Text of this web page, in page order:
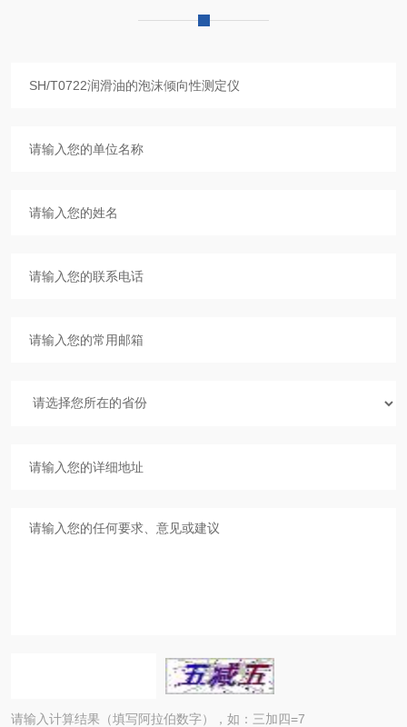
请输入计算结果（填写阿拉伯数字），如：三加四=7